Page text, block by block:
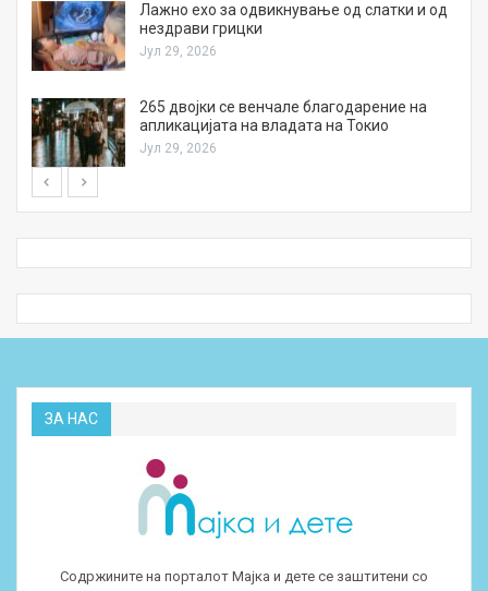
Лажно ехо за одвикнување од слатки и од
нездрави грицки
Јул 29, 2026
265 двојки се венчале благодарение на
апликацијата на владата на Токио
Јул 29, 2026
ЗА НАС
Содржините на порталот Мајка и дете се заштитени со